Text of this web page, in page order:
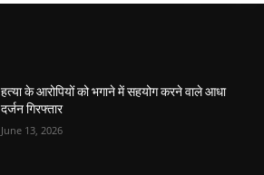
हत्या के आरोपियों को भगाने में सहयोग करने वाले आधा
दर्जन गिरफ्तार
June 13, 2026